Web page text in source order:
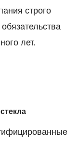
строго
лет.